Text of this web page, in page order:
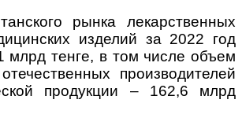
рынка лекарственных
изделий за 2022 год
млрд тенге, в том числе объем
производителей
продукции – 162,6 млрд